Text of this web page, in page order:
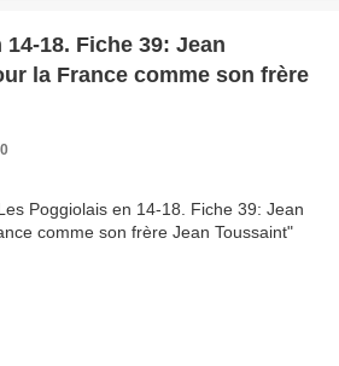
18. Fiche 39: Jean
la France comme son frère